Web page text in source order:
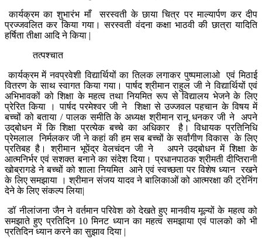
कार्यक्रम का शुभारंभ माँ सरस्वती के छाया चित्र पर माल्यार्पण कर दीप
प्रज्जवलित कर किया गया। सरस्वती वंदना कक्षा भाठवी की छात्रा यादिति
हर्षिता तीक्षा आदि ने किया |
तत्पश्चात
कार्यक्रम में नवप्रवेशी विद्यार्थियों का तिलक लगाकर पुष्पमालाओ एवं मिठाई
वितरण के साथ स्वागत किया गया। पार्षद श्रीमान राहुल जी ने विद्यार्थियों एवं
अभिभावकों को शिक्षा के महत्व तथा नियमित रूप से विद्यालय भेजने के लिए
प्रेरित किया । पार्षद परमेश्वर जी ने शिक्षा से उज्जवल पहचान के विषय में
बच्चों को बताया / पालक समीति के अध्यक्ष श्रीमान रानू धनकर जी ने अपने
उद्‌बोधन में कि शिक्षा प्रत्येक बच्चे का अधिकार है। विधायक प्रतिनिधि
प्रेमलाल निर्मलकर जी ने कहां की हम सब बच्चों के सर्वांगीण विकास के लिए
प्रतिबह है। श्रीमान भूपेंद्र वेलचंदन जी ने अपने उद्‌बोधन में शिक्षा के
आत्मनिर्भर एवं सशक्त बनाने का संदेश दिया। प्रधानपाठक श्रीमती दीप्तिरानी
खोब्रागडे ने बच्चों को शाला नियमित आने एवं स्वच्छता पर विशेष ध्यान रखने
के लिए समझाया । श्रीमान संजय यादव ने बालिकाओं को आत्मरक्षा की ट्रेनिंग
देने के लिए संकल्प लिया|
डॉ नीलांजना जैन ने वर्तमान परिवेश को देखते हुए मानवीय मूल्यों के महत्व को
समझाते हुए प्रतिदिन 10 मिनट ध्यान का महत्व समझाया एवं पालको को भी
प्रतिदिन ध्यान करने का सुझाव दिया |